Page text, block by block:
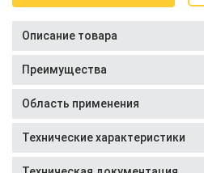
Описание товара
Преимущества
Область применения
Технические характеристики